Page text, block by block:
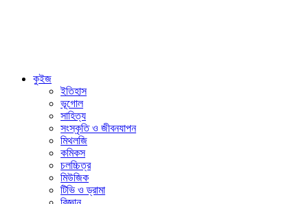
কুইজ
ইতিহাস
ভূগোল
সাহিত্য
সংস্কৃতি ও জীবনযাপন
মিথলজি
কমিকস
চলচ্চিত্র
মিউজিক
টিভি ও ড্রামা